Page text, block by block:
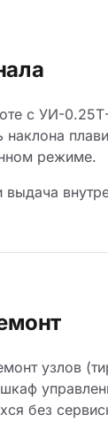
с УИ-
наклона
режиме.
узлов
без